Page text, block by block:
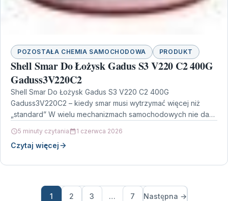
POZOSTAŁA CHEMIA SAMOCHODOWA PRODUKT
Shell Smar Do Łożysk Gadus S3 V220 C2 400G
Gaduss3V220C2
Shell Smar Do Łożysk Gadus S3 V220 C2 400G
Gaduss3V220C2 – kiedy smar musi wytrzymać więcej niż
„standard” W wielu mechanizmach samochodowych nie da…
5 minuty czytania 1 czerwca 2026
Czytaj więcej
1 2 3 … 7 Następna →